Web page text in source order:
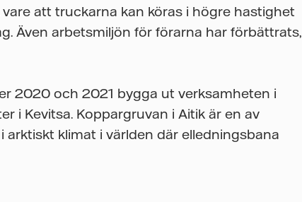
att truckarna kan köras i högre hastighet
Även arbetsmiljön för förarna har förbättrats,
2020 och 2021 bygga ut verksamheten i
i Kevitsa. Koppargruvan i Aitik är en av
klimat i världen där elledningsbana